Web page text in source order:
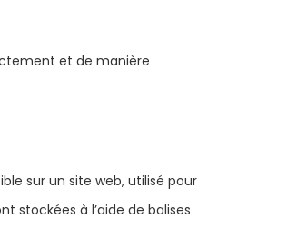
et de manière
sur un site web, utilisé pour
stockées à l’aide de balises